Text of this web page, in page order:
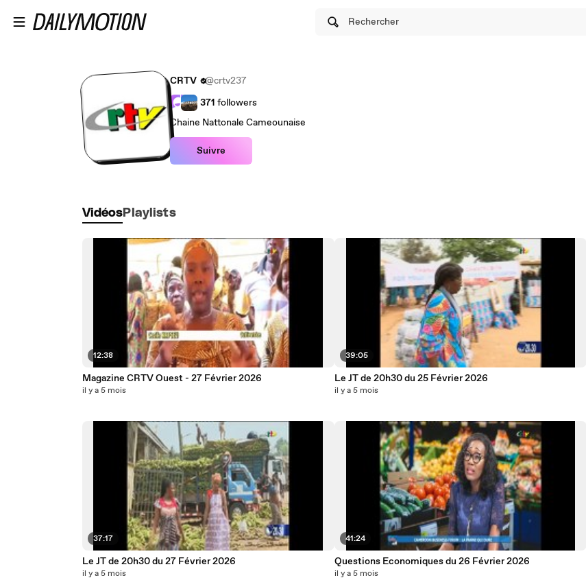
Rechercher
CRTV
@crtv237
371 followers
Chaine Nattonale Cameounaise
Suivre
Vidéos Playlists
12:38
Magazine CRTV Ouest - 27 Février 2026
il y a 5 mois
37:17
Le JT de 20h30 du 27 Février 2026
il y a 5 mois
39:05
Le JT de 20h30 du 25 Février 2026
il y a 5 mois
41:24
Questions Economiques du 26 Février 2026
il y a 5 mois